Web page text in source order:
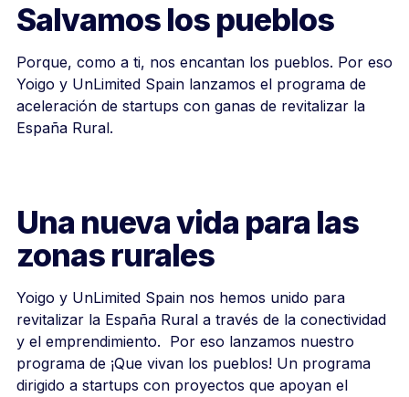
Salvamos los pueblos
Porque, como a ti, nos encantan los pueblos. Por eso
Yoigo y UnLimited Spain lanzamos el programa de
aceleración de startups con ganas de revitalizar la
España Rural.
Una nueva vida para las
zonas rurales
Yoigo y UnLimited Spain nos hemos unido para
revitalizar la España Rural a través de la conectividad
y el emprendimiento. Por eso lanzamos nuestro
programa de ¡Que vivan los pueblos! Un programa
dirigido a startups con proyectos que apoyan el